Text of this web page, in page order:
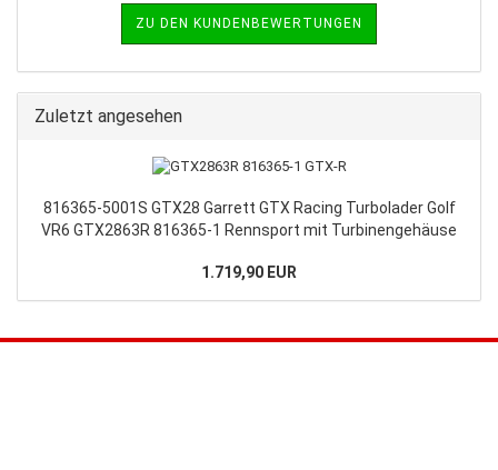
ZU DEN KUNDENBEWERTUNGEN
Zuletzt angesehen
816365-5001S GTX28 Garrett GTX Racing Turbolader Golf
VR6 GTX2863R 816365-1 Rennsport mit Turbinengehäuse
1.719,90 EUR